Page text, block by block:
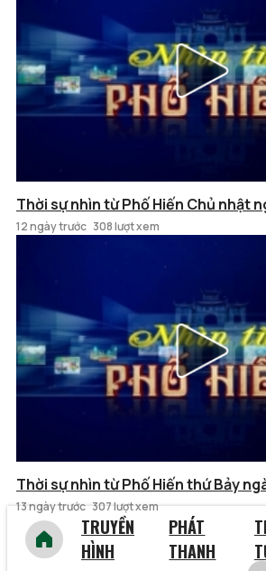
Thời sự nhìn từ Phố Hiến Chủ nhật
12 ngày trước 308 lượt xem
Thời sự nhìn từ Phố Hiến thứ Bảy
13 ngày trước 307 lượt xem
TRUYỀN
HÌNH
PHÁT
THANH